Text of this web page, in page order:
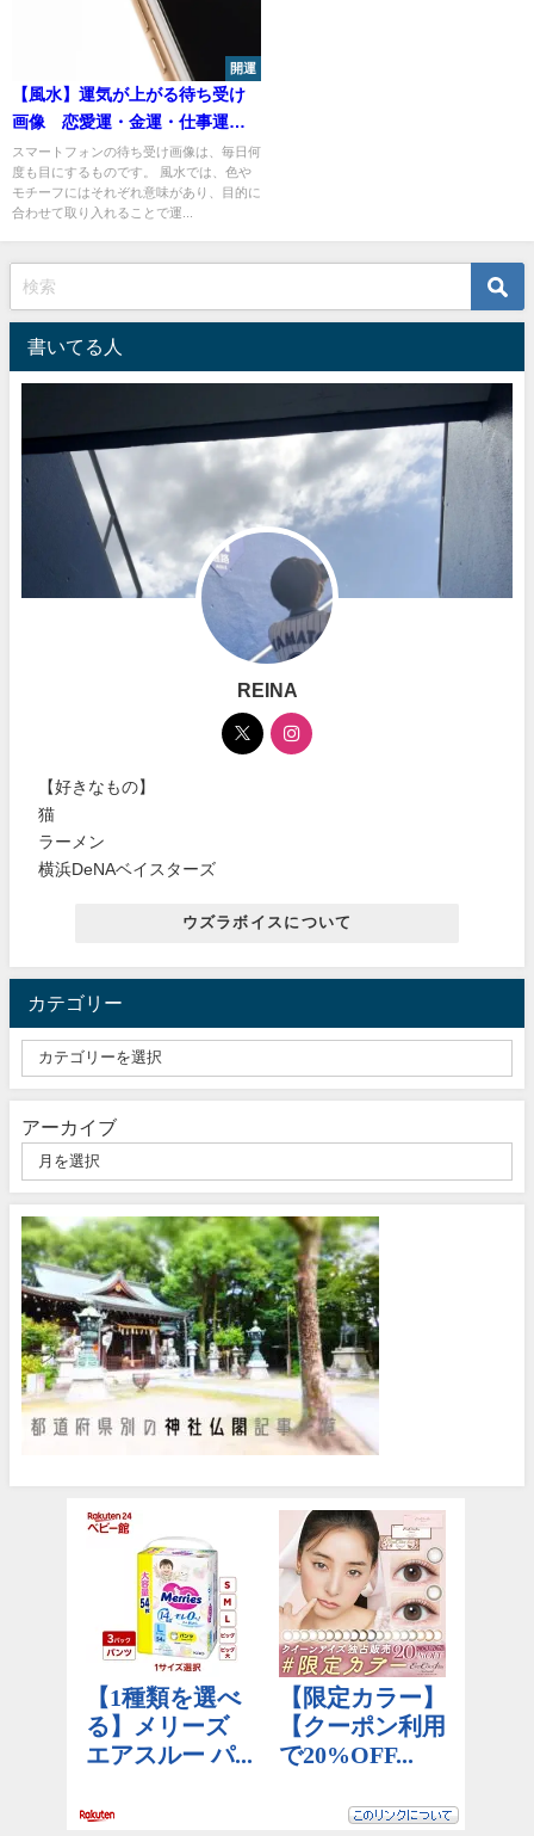
開運
【風水】運気が上がる待ち受け
画像 恋愛運・金運・仕事運別
おすすめモチーフ
スマートフォンの待ち受け画像は、毎日何
度も目にするものです。 風水では、色や
モチーフにはそれぞれ意味があり、目的に
合わせて取り入れることで運...
書いてる人
REINA
【好きなもの】
猫
ラーメン
横浜DeNAベイスターズ
ウズラボイスについて
カテゴリー
アーカイブ